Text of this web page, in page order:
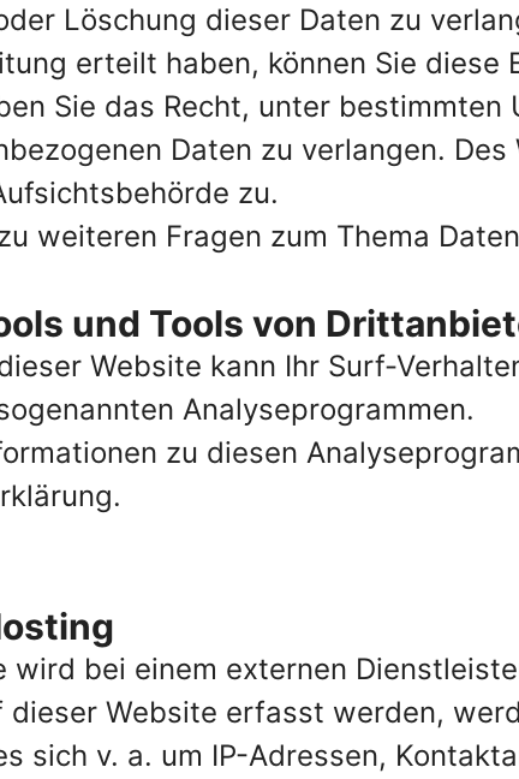
Löschung dieser Daten zu
erteilt haben, können Sie
Sie das Recht, unter
Daten zu verlangen.
zu.
weiteren Fragen zum Thema
und Tools von
Website kann Ihr Surf-
Analyseprogrammen.
zu diesen
wird bei einem externen
dieser Website erfasst werden,
sich v. a. um IP-Adressen,